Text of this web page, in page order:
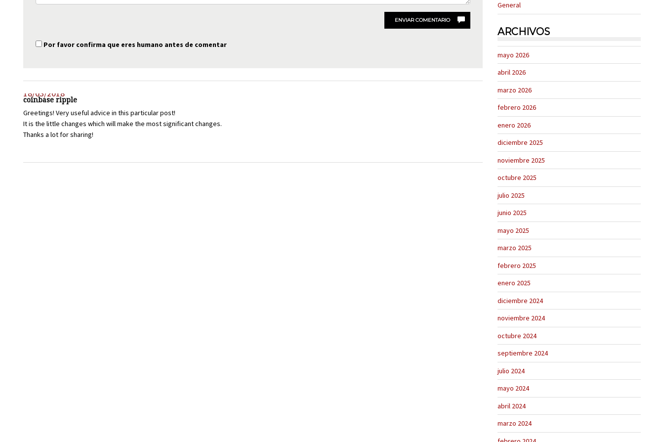
ENVIAR COMENTARIO
Por favor confirma que eres humano antes de comentar
18/03/2018
coinbase ripple
Greetings! Very useful advice in this particular post!
It is the little changes which will make the most significant changes.
Thanks a lot for sharing!
General
ARCHIVOS
mayo 2026
abril 2026
marzo 2026
febrero 2026
enero 2026
diciembre 2025
noviembre 2025
octubre 2025
julio 2025
junio 2025
mayo 2025
marzo 2025
febrero 2025
enero 2025
diciembre 2024
noviembre 2024
octubre 2024
septiembre 2024
julio 2024
mayo 2024
abril 2024
marzo 2024